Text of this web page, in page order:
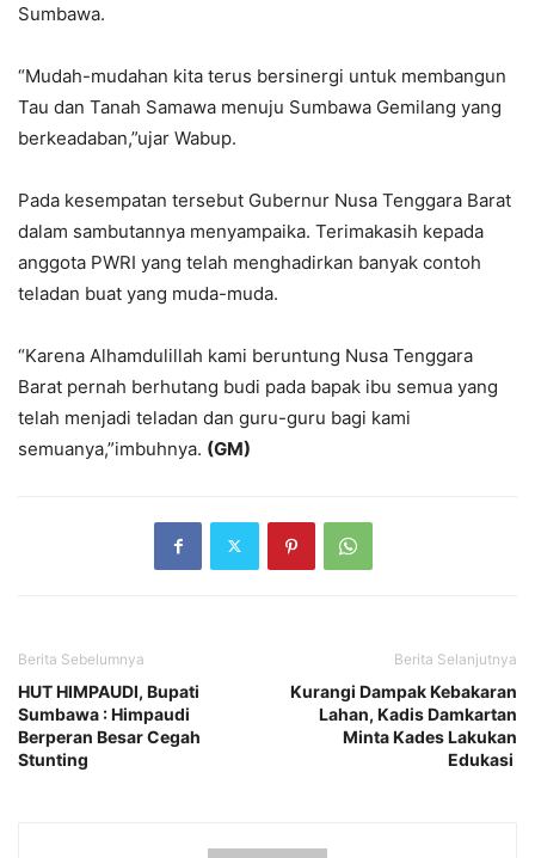
Sumbawa.
“Mudah-mudahan kita terus bersinergi untuk membangun
Tau dan Tanah Samawa menuju Sumbawa Gemilang yang
berkeadaban,”ujar Wabup.
Pada kesempatan tersebut Gubernur Nusa Tenggara Barat
dalam sambutannya menyampaika. Terimakasih kepada
anggota PWRI yang telah menghadirkan banyak contoh
teladan buat yang muda-muda.
“Karena Alhamdulillah kami beruntung Nusa Tenggara
Barat pernah berhutang budi pada bapak ibu semua yang
telah menjadi teladan dan guru-guru bagi kami
semuanya,”imbuhnya. (GM)
Berita Sebelumnya
HUT HIMPAUDI, Bupati
Sumbawa : Himpaudi
Berperan Besar Cegah
Stunting
Berita Selanjutnya
Kurangi Dampak Kebakaran
Lahan, Kadis Damkartan
Minta Kades Lakukan
Edukasi